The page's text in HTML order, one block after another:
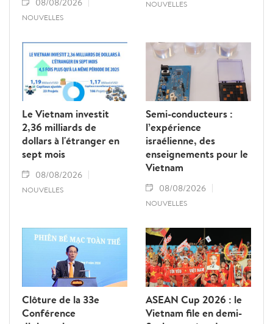
08/08/2026
NOUVELLES
NOUVELLES
Le Vietnam investit
2,36 milliards de
dollars à l'étranger en
sept mois
08/08/2026
NOUVELLES
Semi-conducteurs :
l’expérience
israélienne, des
enseignements pour le
Vietnam
08/08/2026
NOUVELLES
Clôture de la 33e
Conférence
ASEAN Cup 2026 : le
Vietnam file en demi-